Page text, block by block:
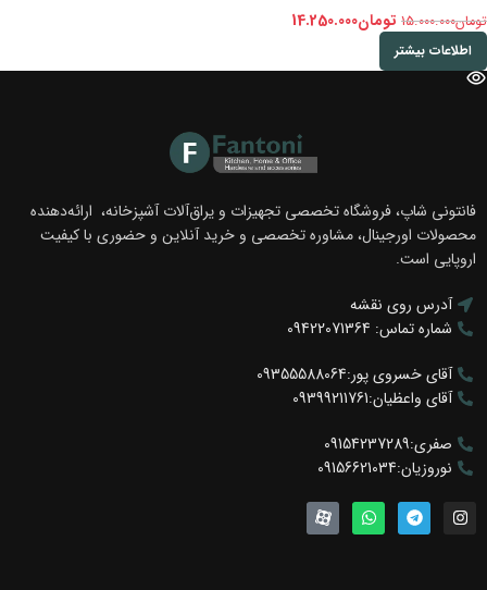
تومان15.000.000 تومان14.250.000
اطلاعات بیشتر
فانتونی شاپ، فروشگاه تخصصی تجهیزات و یراق‌آلات آشپزخانه، ارائه‌دهنده
محصولات اورجینال، مشاوره تخصصی و خرید آنلاین و حضوری با کیفیت
اروپایی است.
آدرس روی نقشه
شماره تماس: 09422071364
آقای خسروی پور:09355588064
آقای واعظیان:09399211761
صفری:09154237289
نوروزیان:09156621034